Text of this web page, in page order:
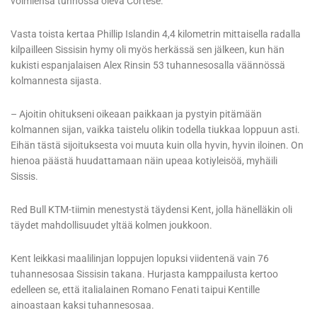
Vasta toista kertaa Phillip Islandin 4,4 kilometrin mittaisella radalla
kilpailleen Sissisin hymy oli myös herkässä sen jälkeen, kun hän
kukisti espanjalaisen Alex Rinsin 53 tuhannesosalla väännössä
kolmannesta sijasta.
– Ajoitin ohitukseni oikeaan paikkaan ja pystyin pitämään
kolmannen sijan, vaikka taistelu olikin todella tiukkaa loppuun asti.
Eihän tästä sijoituksesta voi muuta kuin olla hyvin, hyvin iloinen. On
hienoa päästä huudattamaan näin upeaa kotiyleisöä, myhäili
Sissis.
Red Bull KTM-tiimin menestystä täydensi Kent, jolla hänelläkin oli
täydet mahdollisuudet yltää kolmen joukkoon.
Kent leikkasi maalilinjan loppujen lopuksi viidentenä vain 76
tuhannesosaa Sissisin takana. Hurjasta kamppailusta kertoo
edelleen se, että italialainen Romano Fenati taipui Kentille
ainoastaan kaksi tuhannesosaa.